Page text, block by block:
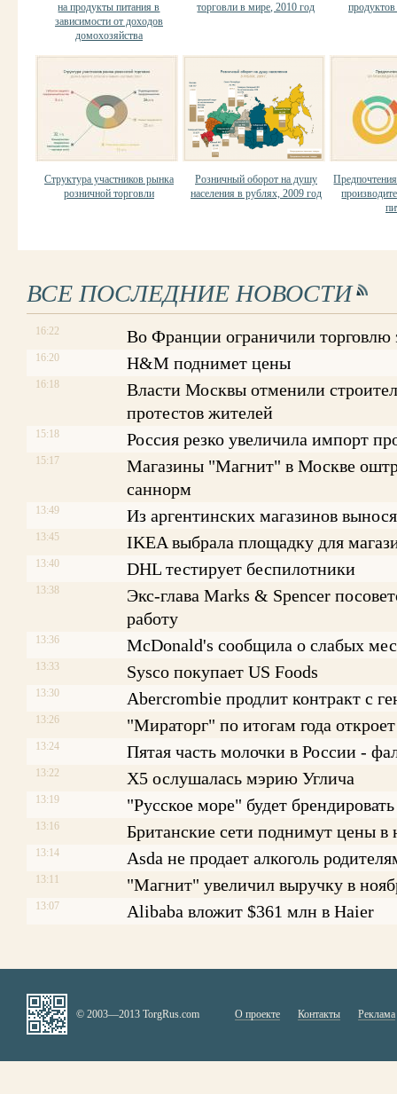
на продукты питания в
зависимости от доходов
домохозяйства
торговли в мире, 2010 год
Структура участников рынка
розничной торговли
Розничный оборот на душу
населения в рублях, 2009 год
ВСЕ ПОСЛЕДНИЕ НОВОСТИ
16:22 Во Франции ограничили торговлю
16:20 H&M поднимет цены
16:18
Власти Москвы отменили
протестов жителей
15:18 Россия резко увеличила импорт
15:17
Магазины "Магнит" в Москве
саннорм
13:49 Из аргентинских магазинов
13:45 IKEA выбрала площадку для
13:40 DHL тестирует беспилотники
13:38
Экс-глава Marks & Spencer
работу
13:36 McDonald's сообщила о слабых
13:33 Sysco покупает US Foods
13:30 Abercrombie продлит контракт с
13:26 "Мираторг" по итогам года
13:24 Пятая часть молочки в России -
13:22 X5 ослушалась мэрию Углича
13:19 "Русское море" будет
13:16 Британские сети поднимут цены
13:14 Asda не продает алкоголь
13:11 "Магнит" увеличил выручку в
13:07 Alibaba вложит $361 млн в Haier
© 2003—2013 TorgRus.com О проекте Контакты Реклама